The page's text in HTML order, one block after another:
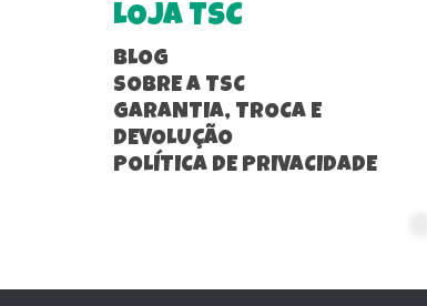
LOJA TSC
BLOG
SOBRE A TSC
GARANTIA, TROCA E
DEVOLUÇÃO
POLÍTICA DE PRIVACIDADE